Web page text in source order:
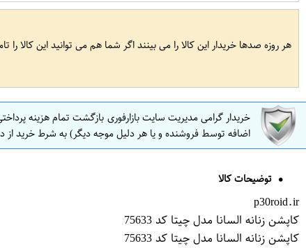
هر روزه صدها خریدار این کالا را می بینند اگر شما هم می توانید این کالا را
خریدار گرامی مدیریت سایت بازارفوری بازگشت تمام هزینه
اضافه توسط فروشنده و یا هر دلیل موجه دیگر) به شرط خرید از
توضیحات کالا
p30roid.ir
کاپشن زنانه السانا مدل چیتا کد 75633
کاپشن زنانه السانا مدل چیتا کد 75633